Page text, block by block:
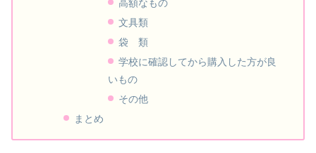
高額なもの
文具類
袋 類
学校に確認してから購入した方が良
いもの
その他
まとめ